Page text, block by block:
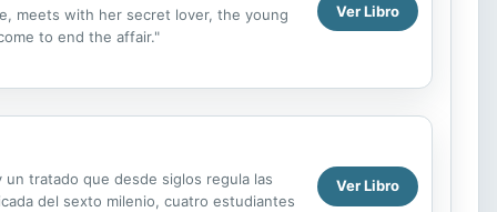
meets with her secret lover, the young
to end the affair."
Ver Libro
tratado que desde siglos regula las
del sexto milenio, cuatro estudiantes
Ver Libro